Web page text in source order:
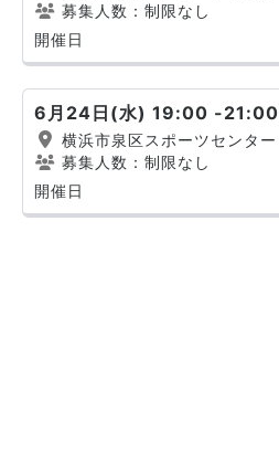
募集人数：制限なし
開催日
6月24日(水) 19:00 -21:00
横浜市泉区スポーツセンター
募集人数：制限なし
開催日